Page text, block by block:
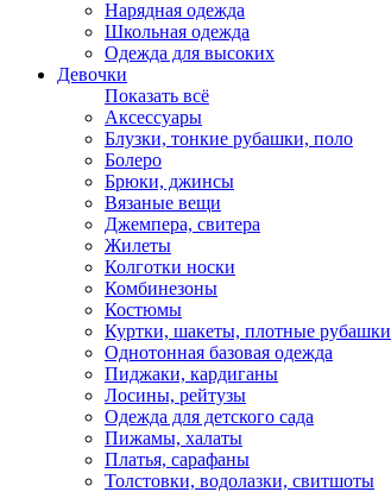
Нарядная одежда
Школьная одежда
Одежда для высоких
Девочки
Показать всё
Аксессуары
Блузки, тонкие рубашки, поло
Болеро
Брюки, джинсы
Вязаные вещи
Джемпера, свитера
Жилеты
Колготки носки
Комбинезоны
Костюмы
Куртки, шакеты, плотные рубашки
Однотонная базовая одежда
Пиджаки, кардиганы
Лосины, рейтузы
Одежда для детского сада
Пижамы, халаты
Платья, сарафаны
Толстовки, водолазки, свитшоты